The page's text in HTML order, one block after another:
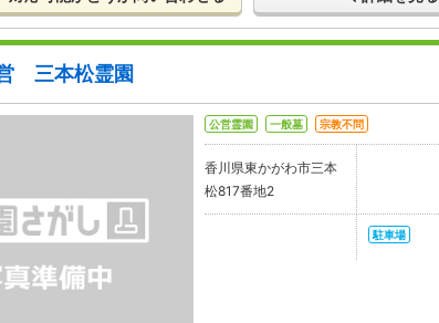
三本松霊園
公営霊園 一般墓 宗教不問
香川県東かがわ市三本
松817番地2
駐車場